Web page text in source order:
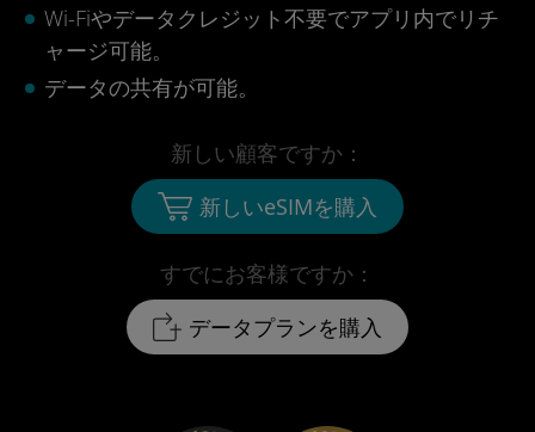
Wi-Fiやデータクレジット不要でアプリ内でリチ
ャージ可能。
データの共有が可能。
すでにお客様ですか：
データプランを購入
新しい顧客ですか：
新しいeSIMを購入